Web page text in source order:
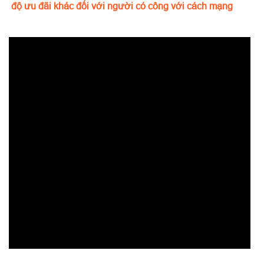
độ ưu đãi khác đối với người có công với cách mạng